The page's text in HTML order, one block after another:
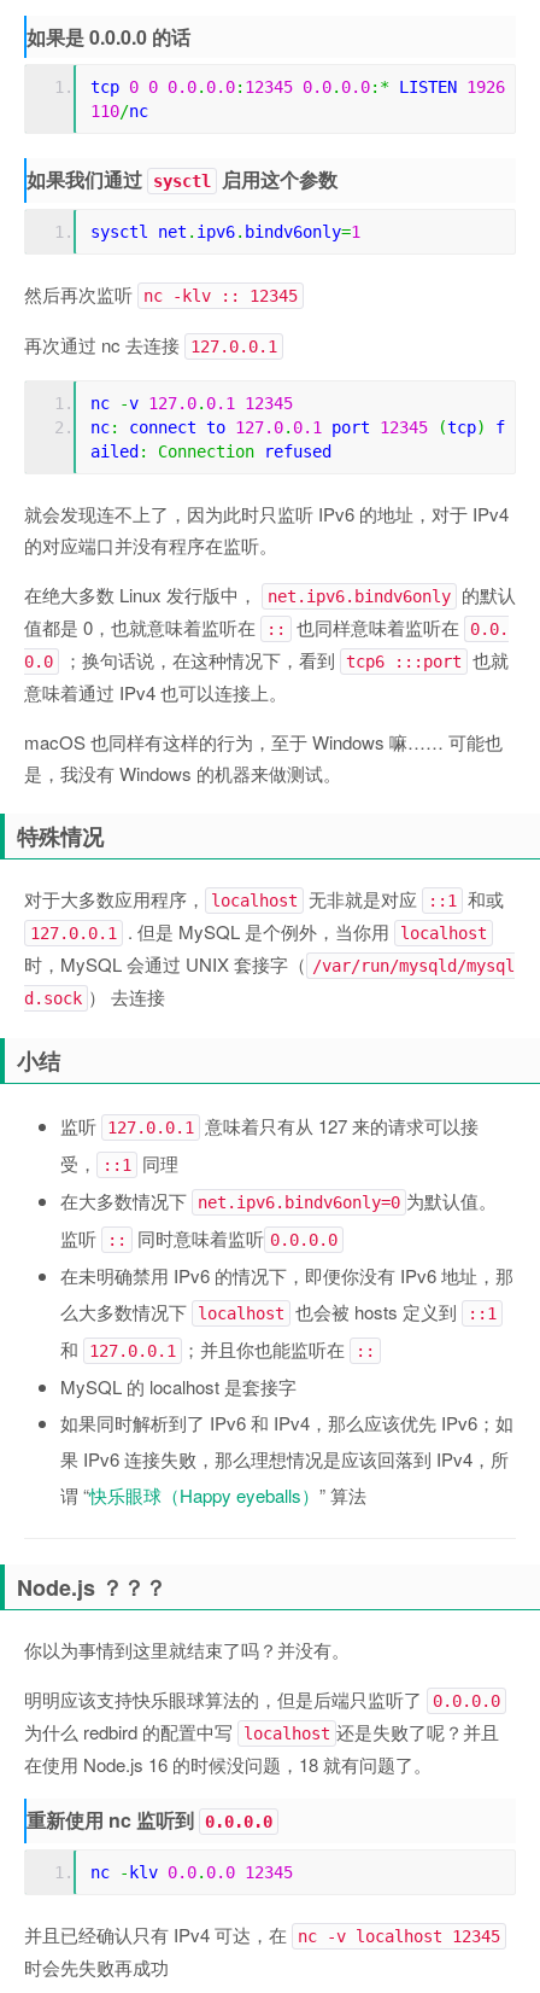
如果是 0.0.0.0 的话
tcp 0 0 0.0. 0.0: 12345 0.0. 0.0:* LISTEN 1926
110/nc
如果我们通过 sysctl 启用这个参数
sysctl net . ipv6. bindv6only=1
然后再次监听 nc -klv :: 12345
再次通过 nc 去连接 127.0.0.1
nc -v 127.0. 0.1
12345
nc: connect to 127.0. 0.1 port 12345 (tcp)
f
ailed : Connection refused
就会发现连不上了，因为此时只监听 IPv6 的地址，对于 IPv4
的对应端口并没有程序在监听。
在绝大多数 Linux 发行版中，
net.ipv6.bindv6only
的默认
值都是 0，也就意味着监听在
:: 也同样意味着监听在
0.0.
0.0
；换句话说，在这种情况下，看到 tcp6 :::port
也就
意味着通过 IPv4 也可以连接上。
macOS 也同样有这样的行为，至于 Windows 嘛…… 可能也
是，我没有 Windows 的机器来做测试。
特殊情况
对于大多数应用程序， localhost 无非就是对应 ::1 和或
127.0.0.1 . 但是 MySQL 是个例外，当你用 localhost
时，MySQL 会通过 UNIX 套接字（ /var/run/mysqld/mysql
d.sock ） 去连接
小结
监听 127.0.0.1
意味着只有从 127 来的请求可以接
受，
::1
同理
在大多数情况下
net.ipv6.bindv6only=0 为默认值。
监听
:: 同时意味着监听 0.0.0.0
在未明确禁用 IPv6 的情况下，即便你没有 IPv6 地址，那
么大多数情况下
localhost 也会被 hosts 定义到 ::1
和 127.0.0.1 ；并且你也能监听在 ::
MySQL 的 localhost 是套接字
如果同时解析到了 IPv6 和 IPv4，那么应该优先 IPv6；如
果 IPv6 连接失败，那么理想情况是应该回落到 IPv4，所
谓 “快乐眼球（Happy eyeballs） ” 算法
Node.js ？？？
你以为事情到这里就结束了吗？并没有。
明明应该支持快乐眼球算法的，但是后端只监听了
0.0.0.0
为什么 redbird 的配置中写 localhost 还是失败了呢？并且
在使用 Node.js 16 的时候没问题，18 就有问题了。
重新使用 nc 监听到 0.0.0.0
nc - klv 0.0. 0.0 12345
并且已经确认只有 IPv4 可达，在 nc -v localhost 12345
时会先失败再成功